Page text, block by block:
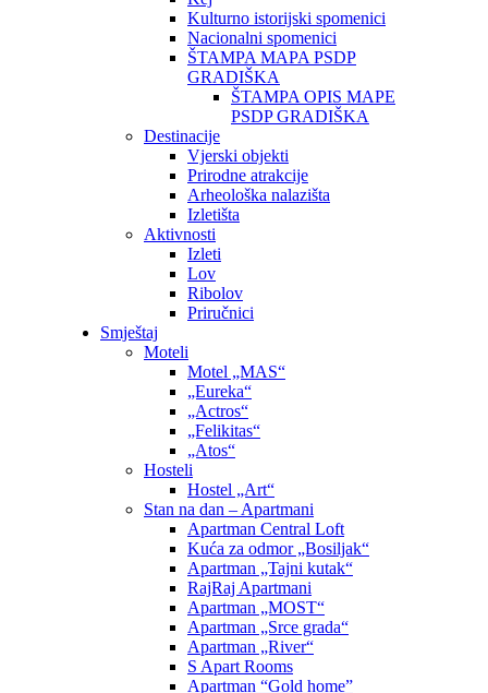
Kulturno istorijski spomenici
Nacionalni spomenici
ŠTAMPA MAPA PSDP
GRADIŠKA
ŠTAMPA OPIS MAPE
PSDP GRADIŠKA
Destinacije
Vjerski objekti
Prirodne atrakcije
Arheološka nalazišta
Izletišta
Aktivnosti
Izleti
Lov
Ribolov
Priručnici
Smještaj
Moteli
Motel „MAS“
„Eureka“
„Actros“
„Felikitas“
„Atos“
Hosteli
Hostel „Art“
Stan na dan – Apartmani
Apartman Central Loft
Kuća za odmor „Bosiljak“
Apartman „Tajni kutak“
RajRaj Apartmani
Apartman „MOST“
Apartman „Srce grada“
Apartman „River“
S Apart Rooms
Apartman “Gold home”